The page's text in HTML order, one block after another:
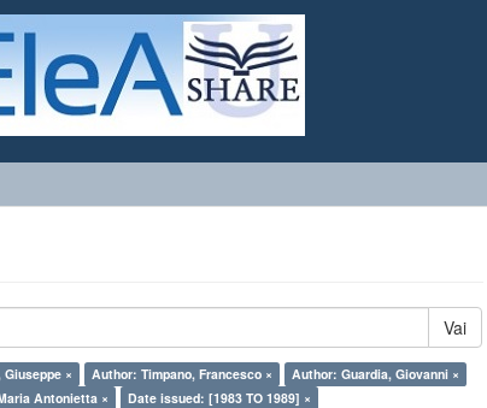
Vai
× Author: Timpano, Francesco ×
Author: Guardia, Giovanni ×
Antonietta ×
Date issued: [1983 TO 1989] ×